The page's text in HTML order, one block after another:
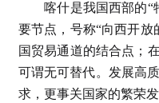
喀什是我国西部的“
要节点，号称“向西开放
国贸易通道的结合点；
可谓无可替代。发展高
求，更事关国家的繁荣发